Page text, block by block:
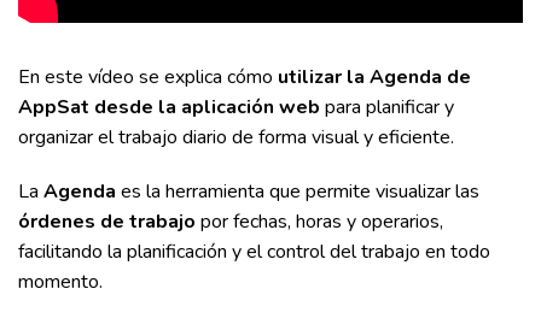
En este vídeo se explica cómo utilizar la Agenda de
AppSat desde la aplicación web para planificar y
organizar el trabajo diario de forma visual y eficiente.
La Agenda es la herramienta que permite visualizar las
órdenes de trabajo por fechas, horas y operarios,
facilitando la planificación y el control del trabajo en todo
momento.